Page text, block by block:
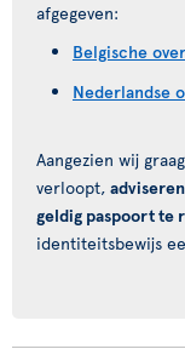
afgegeven:
Belgische
Nederlandse
Aangezien wij
verloopt,
geldig paspoort te
identiteitsbewijs